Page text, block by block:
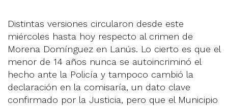
Distintas versiones circularon desde este
miércoles hasta hoy respecto al crimen de
Morena Domínguez en Lanús. Lo cierto es que el
menor de 14 años nunca se autoincriminó el
hecho ante la Policía y tampoco cambió la
declaración en la comisaría, un dato clave
confirmado por la Justicia, pero que el Municipio